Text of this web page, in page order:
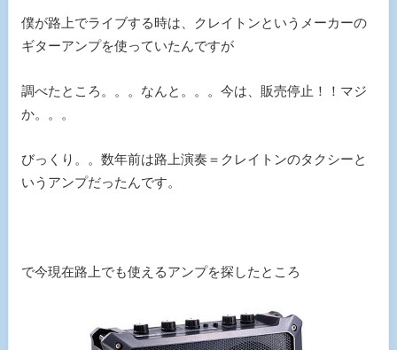
僕が路上でライブする時は、クレイトンというメーカーの
ギターアンプを使っていたんですが
調べたところ。。。なんと。。。今は、販売停止！！マジ
か。。。
びっくり。。数年前は路上演奏＝クレイトンのタクシーと
いうアンプだったんです。
で今現在路上でも使えるアンプを探したところ